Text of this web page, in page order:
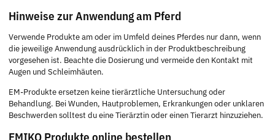
Hinweise zur Anwendung am Pferd
Verwende Produkte am oder im Umfeld deines Pferdes nur dann, wenn
die jeweilige Anwendung ausdrücklich in der Produktbeschreibung
vorgesehen ist. Beachte die Dosierung und vermeide den Kontakt mit
Augen und Schleimhäuten.
EM-Produkte ersetzen keine tierärztliche Untersuchung oder
Behandlung. Bei Wunden, Hautproblemen, Erkrankungen oder unklaren
Beschwerden solltest du eine Tierärztin oder einen Tierarzt hinzuziehen.
EMIKO Produkte online bestellen